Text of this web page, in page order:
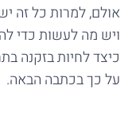
אולם, למרות כל זה
ויש מה לעשות כדי
כיצד לחיות בזקנה
על כך בכתבה הבאה.